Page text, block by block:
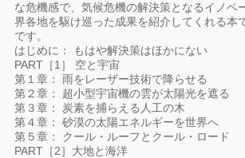
な危機感で、気候危機の解決策となるイノベ
界各地を駆け巡った成果を紹介してくれる本
です。
はじめに： もはや解決策はほかにない
PART［1］ 空と宇宙
第１章： 雨をレーザー技術で降らせる
第２章： 超小型宇宙機の雲が太陽光を遮る
第３章： 炭素を捕らえる人工の木
第４章： 砂漠の太陽エネルギーを世界へ
第５章： クール・ルーフとクール・ロード
PART［2］大地と海洋